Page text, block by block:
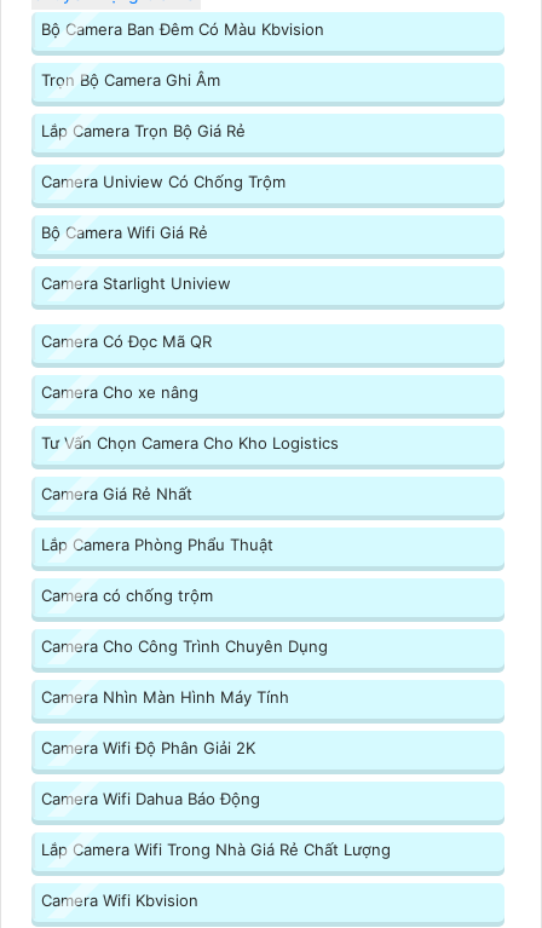
Bộ Camera Ban Đêm Có Màu Kbvision
Trọn Bộ Camera Ghi Âm
Lắp Camera Trọn Bộ Giá Rẻ
Camera Uniview Có Chống Trộm
Bộ Camera Wifi Giá Rẻ
Camera Starlight Uniview
Camera Có Đọc Mã QR
Camera Cho xe nâng
Tư Vấn Chọn Camera Cho Kho Logistics
Camera Giá Rẻ Nhất
Lắp Camera Phòng Phẩu Thuật
Camera có chống trộm
Camera Cho Công Trình Chuyên Dụng
Camera Nhìn Màn Hình Máy Tính
Camera Wifi Độ Phân Giải 2K
Camera Wifi Dahua Báo Động
Lắp Camera Wifi Trong Nhà Giá Rẻ Chất Lượng
Camera Wifi Kbvision